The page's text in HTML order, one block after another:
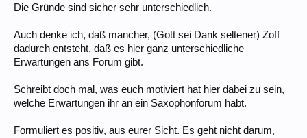
Die Gründe sind sicher sehr unterschiedlich.
Auch denke ich, daß mancher, (Gott sei Dank seltener) Zoff
dadurch entsteht, daß es hier ganz unterschiedliche
Erwartungen ans Forum gibt.
Schreibt doch mal, was euch motiviert hat hier dabei zu sein,
welche Erwartungen ihr an ein Saxophonforum habt.
Formuliert es positiv, aus eurer Sicht. Es geht nicht darum,